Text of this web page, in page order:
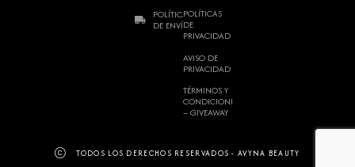
POLÍTICAS
DE ENVÍO
POLÍTICAS
DE
PRIVACIDAD
AVISO DE
PRIVACIDAD
TÉRMINOS Y
CONDICIONES
– GIVEAWAY
TODOS LOS DERECHOS RESERVADOS - AVYNA BEAUTY